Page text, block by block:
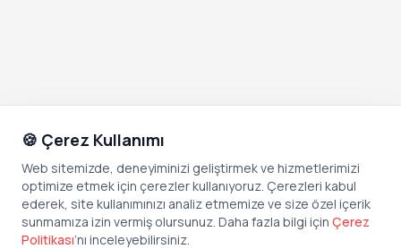
🍪 Çerez Kullanımı
Web sitemizde, deneyiminizi geliştirmek ve hizmetlerimizi
optimize etmek için çerezler kullanıyoruz. Çerezleri kabul
ederek, site kullanımınızı analiz etmemize ve size özel içerik
sunmamıza izin vermiş olursunuz. Daha fazla bilgi için Çerez
Politikası’nı inceleyebilirsiniz.